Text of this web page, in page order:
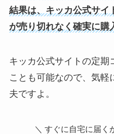
結果は、キッカ公式サイ
が売り切れなく確実に購
キッカ公式サイトの定期
ことも可能なので、気軽
夫ですよ。
＼ すぐに自宅に届く